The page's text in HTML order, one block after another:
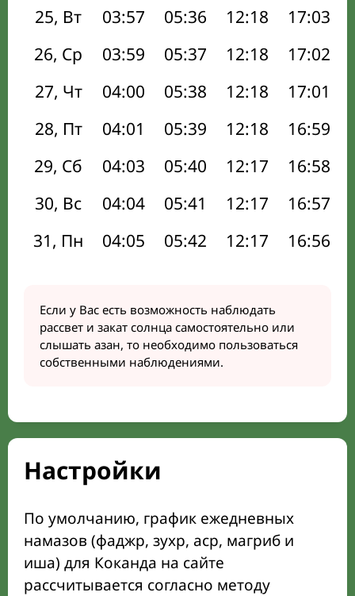
25, Вт
03:57 05:36 12:18 17:03
26, Ср
03:59 05:37 12:18 17:02
27, Чт
04:00 05:38 12:18 17:01
28, Пт
04:01 05:39 12:18 16:59
29, Сб
04:03 05:40 12:17 16:58
30, Вс
04:04 05:41 12:17 16:57
31, Пн
04:05 05:42 12:17 16:56
Если у Вас есть возможность наблюдать
рассвет и закат солнца самостоятельно или
слышать азан, то необходимо пользоваться
собственными наблюдениями.
Настройки
По умолчанию, график ежедневных
намазов (фаджр, зухр, аср, магриб и
иша) для Коканда на сайте
рассчитывается согласно методу